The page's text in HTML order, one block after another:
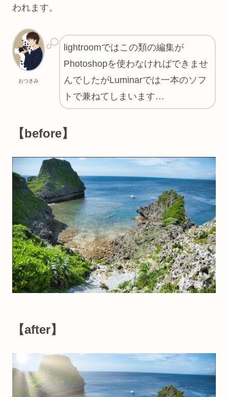
われます。
おつきみ
lightroomではこの類の編集が
Photoshopを使わなければできませ
んでしたがLuminarでは一本のソフ
トで兼ねてしまいます…
【before】
【after】